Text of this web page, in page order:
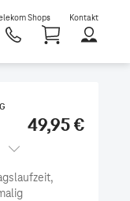
Shops Kontakt
49,95 €